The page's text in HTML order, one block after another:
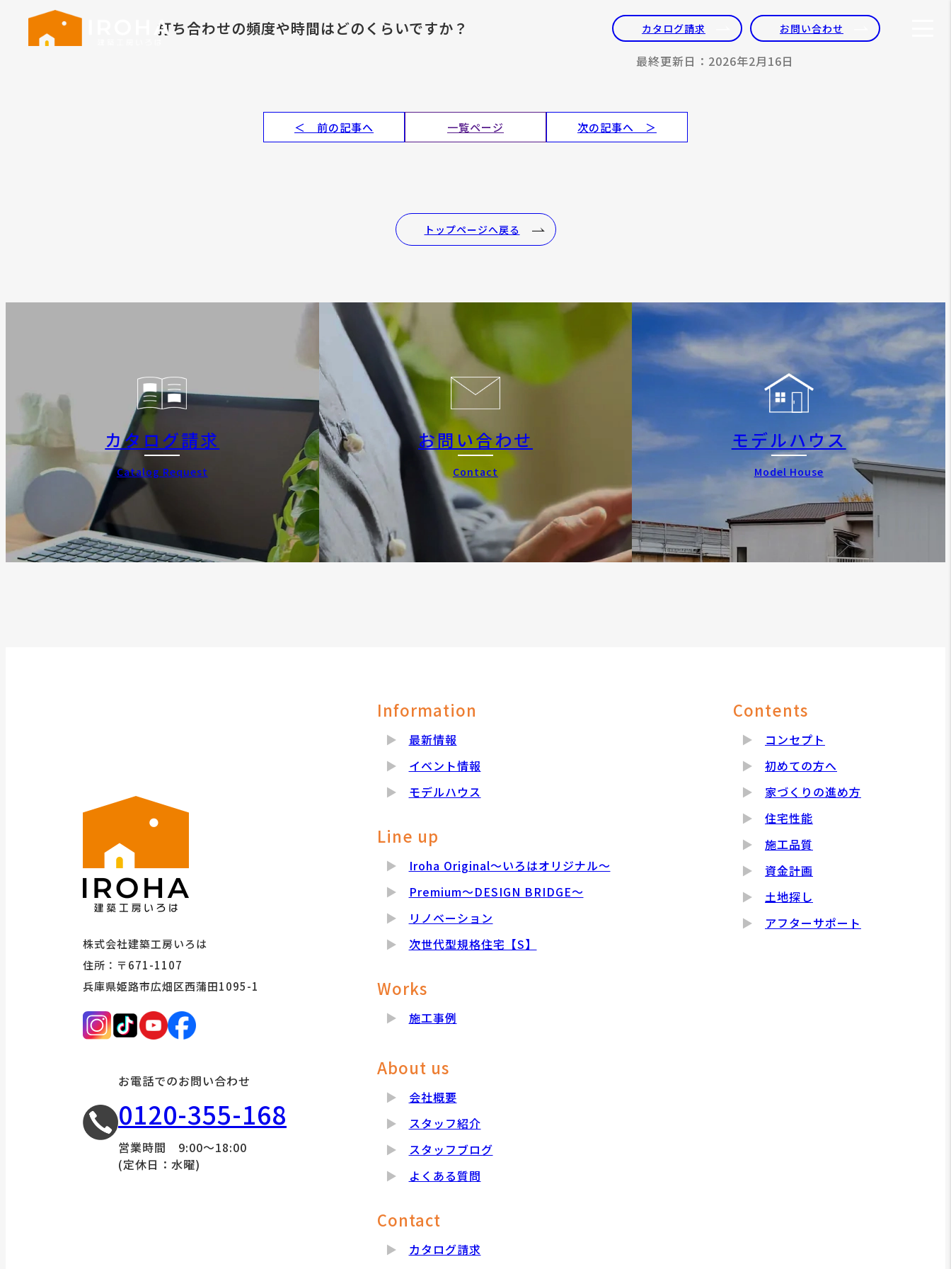
カタログ請求 お問い合わせ
打ち合わせの頻度や時間はどのくらいですか？
最終更新日：2026年2月16日
＜ 前の記事へ 一覧ページ 次の記事へ ＞
トップページへ戻る
カタログ請求
Catalog Request
お問い合わせ
Contact
モデルハウス
Model House
株式会社建築工房いろは
住所：〒671-1107
兵庫県姫路市広畑区西蒲田1095-1
お電話でのお問い合わせ
0120-355-168
営業時間 9:00～18:00
(定休日：水曜)
Information
最新情報
イベント情報
モデルハウス
Line up
Iroha Original～いろはオリジナル～
Premium～DESIGN BRIDGE～
リノベーション
次世代型規格住宅【S】
Works
施工事例
Contents
コンセプト
初めての方へ
家づくりの進め方
住宅性能
施工品質
資金計画
土地探し
アフターサポート
About us
会社概要
スタッフ紹介
スタッフブログ
よくある質問
Contact
カタログ請求